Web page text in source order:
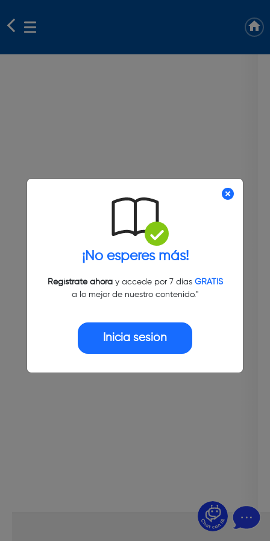
¡No esperes más!
Regístrate ahoray accede por 7 días GRATIS
a lo mejor de nuestro contenido."
Inicia sesión